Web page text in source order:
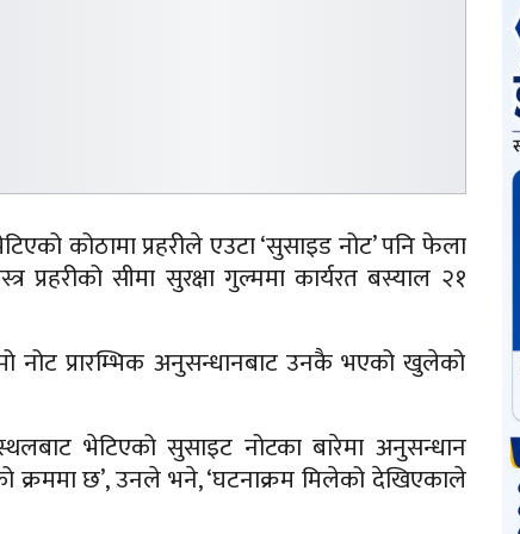
कोठामा प्रहरीले एउटा ‘सुसाइड नोट’ पनि फेला
सीमा सुरक्षा गुल्ममा कार्यरत बस्याल २१
नोट प्रारम्भिक अनुसन्धानबाट उनकै भएको खुलेको
भेटिएको सुसाइट नोटका बारेमा अनुसन्धान
क्रममा छ’, उनले भने, ‘घटनाक्रम मिलेको देखिएकाले